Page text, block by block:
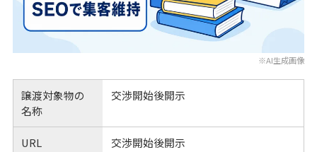
※AI生成画像
譲渡対象物の
名称
交渉開始後開示
URL 交渉開始後開示